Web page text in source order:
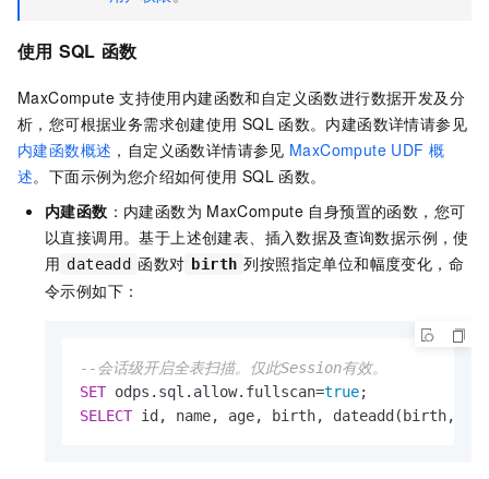
使用 SQL 函数
MaxCompute 支持使用内建函数和自定义函数进行数据开发及分
析，您可根据业务需求创建使用 SQL 函数。内建函数详情请参见
内建函数概述 ，自定义函数详情请参见 MaxCompute UDF 概
述。下面示例为您介绍如何使用 SQL 函数。
内建函数 ：内建函数为 MaxCompute 自身预置的函数，您可
以直接调用。基于上述创建表、插入数据及查询数据示例，使
用 dateadd 函数对 birth 列按照指定单位和幅度变化，命
令示例如下：
--会话级开启全表扫描。仅此Session有效。
SET odps.sql.allow.fullscan=true
SELECT id, name, age, birth, dateadd(birth,